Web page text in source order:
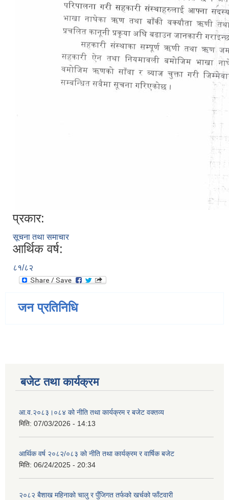
प्रकार:
सूचना तथा समाचार
आर्थिक वर्ष:
८१/८२
जन प्रतिनिधि
बजेट तथा कार्यक्रम
आ.व.२०८३।०८४ को नीति तथा कार्यक्रम र बजेट वक्तव्य
मिति: 07/03/2026 - 14:13
आर्थिक वर्ष २०८२/०८३ को नीति तथा कार्यक्रम र वार्षिक बजेट
मिति: 06/24/2025 - 20:34
२०८२ बैशाख महिनाको चालु र पुँजिगत तर्फको खर्चको फाँटवारी